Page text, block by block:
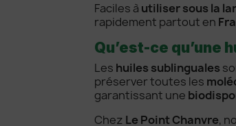
Faciles à utiliser sous la
rapidement partout en
Qu’est-ce qu’une
Les huiles sublinguales
préserver toutes les
garantissant une
Chez Le Point Chanvre,